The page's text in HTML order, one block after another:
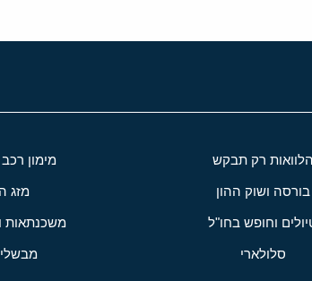
הלוואות רק תבקש מימון
בורסה ושוק ההון מזג
וחופש בחו"ל משכנתאות
סלולארי